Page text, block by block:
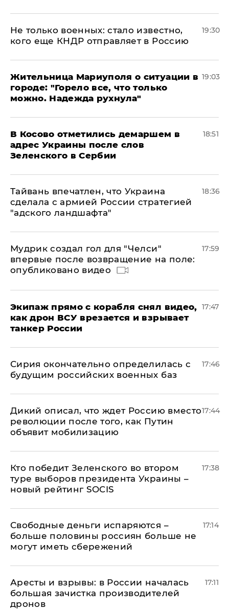
Не только военных: стало известно,
кого еще КНДР отправляет в Россию
19:30
Жительница Мариуполя о ситуации в
городе: "Горело все, что только
можно. Надежда рухнула"
19:03
В Косово отметились демаршем в
адрес Украины после слов
Зеленского в Сербии
18:51
Тайвань впечатлен, что Украина
сделала с армией России стратегией
"адского ландшафта"
18:36
Мудрик создал гол для "Челси"
впервые после возвращение на поле:
опубликовано видео
17:59
Экипаж прямо с корабля снял видео,
как дрон ВСУ врезается и взрывает
танкер России
17:47
Сирия окончательно определилась с
будущим российских военных баз
17:46
Дикий описал, что ждет Россию вместо
революции после того, как Путин
объявит мобилизацию
17:44
Кто победит Зеленского во втором
туре выборов президента Украины –
новый рейтинг SOCIS
17:38
Свободные деньги испаряются –
больше половины россиян больше не
могут иметь сбережений
17:14
Аресты и взрывы: в России началась
большая зачистка производителей
дронов
17:11